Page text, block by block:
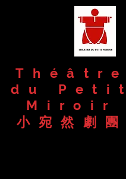
Théâtre
du Petit
Miroir
​小宛然劇團